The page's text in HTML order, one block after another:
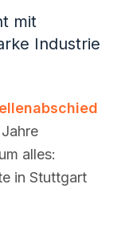
mit
Industrie
alles:
in Stuttgart